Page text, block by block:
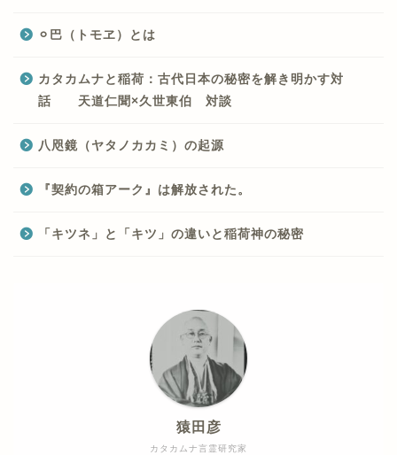
⚪︎巴（トモヱ）とは
カタカムナと稲荷：古代日本の秘密を解き明かす対
話 天道仁聞×久世東伯 対談
八咫鏡（ヤタノカカミ）の起源
『契約の箱アーク』は解放された。
「キツネ」と「キツ」の違いと稲荷神の秘密
カタカムナ言霊研究家
猿田彦